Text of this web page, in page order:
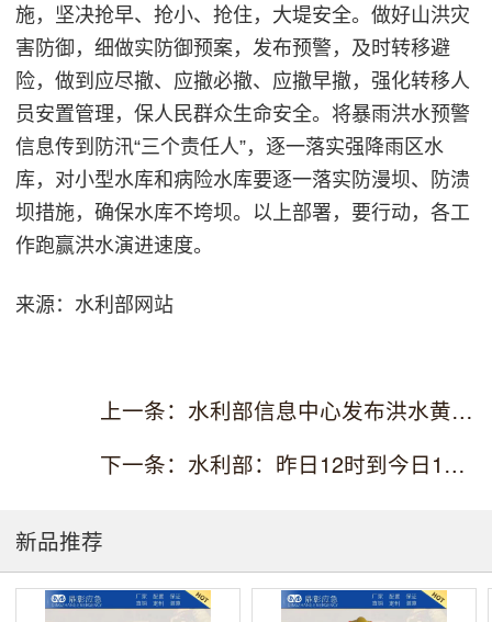
施，坚决抢早、抢小、抢住，大堤安全。做好山洪灾
害防御，细做实防御预案，发布预警，及时转移避
险，做到应尽撤、应撤必撤、应撤早撤，强化转移人
员安置管理，保人民群众生命安全。将暴雨洪水预警
信息传到防汛“三个责任人”，逐一落实强降雨区水
库，对小型水库和病险水库要逐一落实防漫坝、防溃
坝措施，确保水库不垮坝。以上部署，要行动，各工
作跑赢洪水演进速度。
来源：水利部网站
上一条：水利部信息中心发布洪水黄色预警
下一条：水利部：昨日12时到今日12时全国99条河流发生
新品推荐